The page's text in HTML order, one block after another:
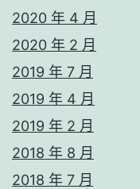
2020 年 4 月
2020 年 2 月
2019 年 7 月
2019 年 4 月
2019 年 2 月
2018 年 8 月
2018 年 7 月